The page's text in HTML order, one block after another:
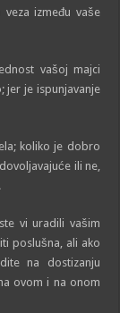
između vaše
vašoj majci
jer je ispunjavanje
koliko je dobro
ili ne,
vi uradili vašim
poslušna, ali ako
na dostizanju
ovom i na onom